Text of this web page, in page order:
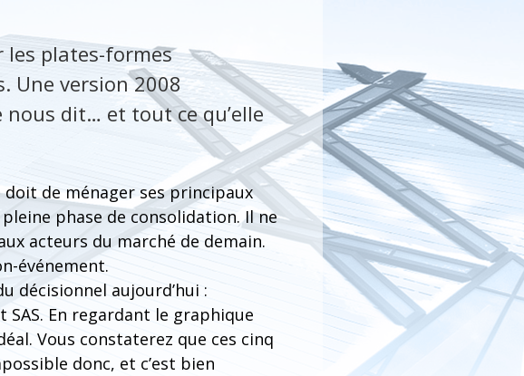
les plates-formes
Une version 2008
nous dit… et tout ce qu’elle
doit de ménager ses principaux
phase de consolidation. Il ne
acteurs du marché de demain.
événement.
décisionnel aujourd’hui :
SAS. En regardant le graphique
Vous constaterez que ces cinq
donc, et c’est bien